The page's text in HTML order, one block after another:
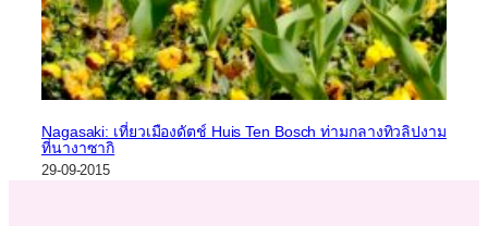
Nagasaki: เที่ยวเมืองดัตช์ Huis Ten Bosch ท่ามกลางทิวลิปงาม
ที่นางาซากิ
29-09-2015